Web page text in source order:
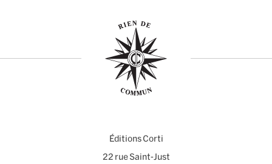
Éditions Corti
22 rue Saint-Just